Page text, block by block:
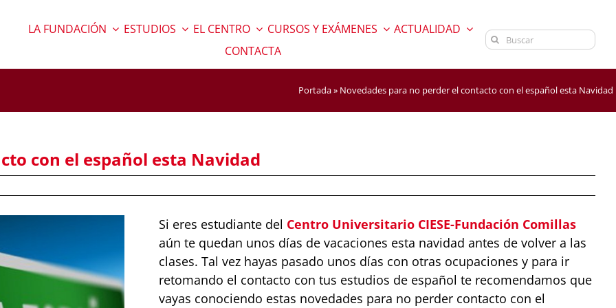
LA FUNDACIÓN ESTUDIOS EL CENTRO CURSOS Y EXÁMENES
ACTUALIDAD
CONTACTA
Buscar:
Portada» Novedades para no perder el contacto con el español esta Navidad
con el español esta Navidad
Si eres estudiante del Centro Universitario CIESE-Fundación Comillas
aún te quedan unos días de vacaciones esta navidad antes de volver a las
clases. Tal vez hayas pasado unos días con otras ocupaciones y para ir
retomando el contacto con tus estudios de español te recomendamos que
vayas conociendo estas novedades para no perder contacto con el